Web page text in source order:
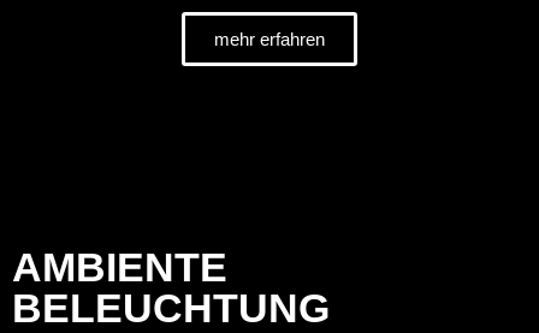
mehr erfahren
AMBIENTE
BELEUCHTUNG